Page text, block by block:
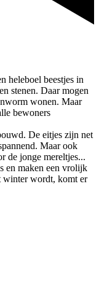
heleboel beestjes in
stenen. Daar mogen
wonen. Maar
bewoners
De eitjes zijn net
Maar ook
de jonge mereltjes...
en maken een vrolijk
winter wordt, komt er